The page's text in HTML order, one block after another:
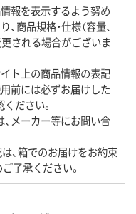
報を表示するよう努め
商品規格・仕様（容量、
更される場合がございま
ト上の商品情報の表記
前には必ずお届けした
ださい。
メーカー等にお問い合
は、箱でのお届けをお約束
了承ください。